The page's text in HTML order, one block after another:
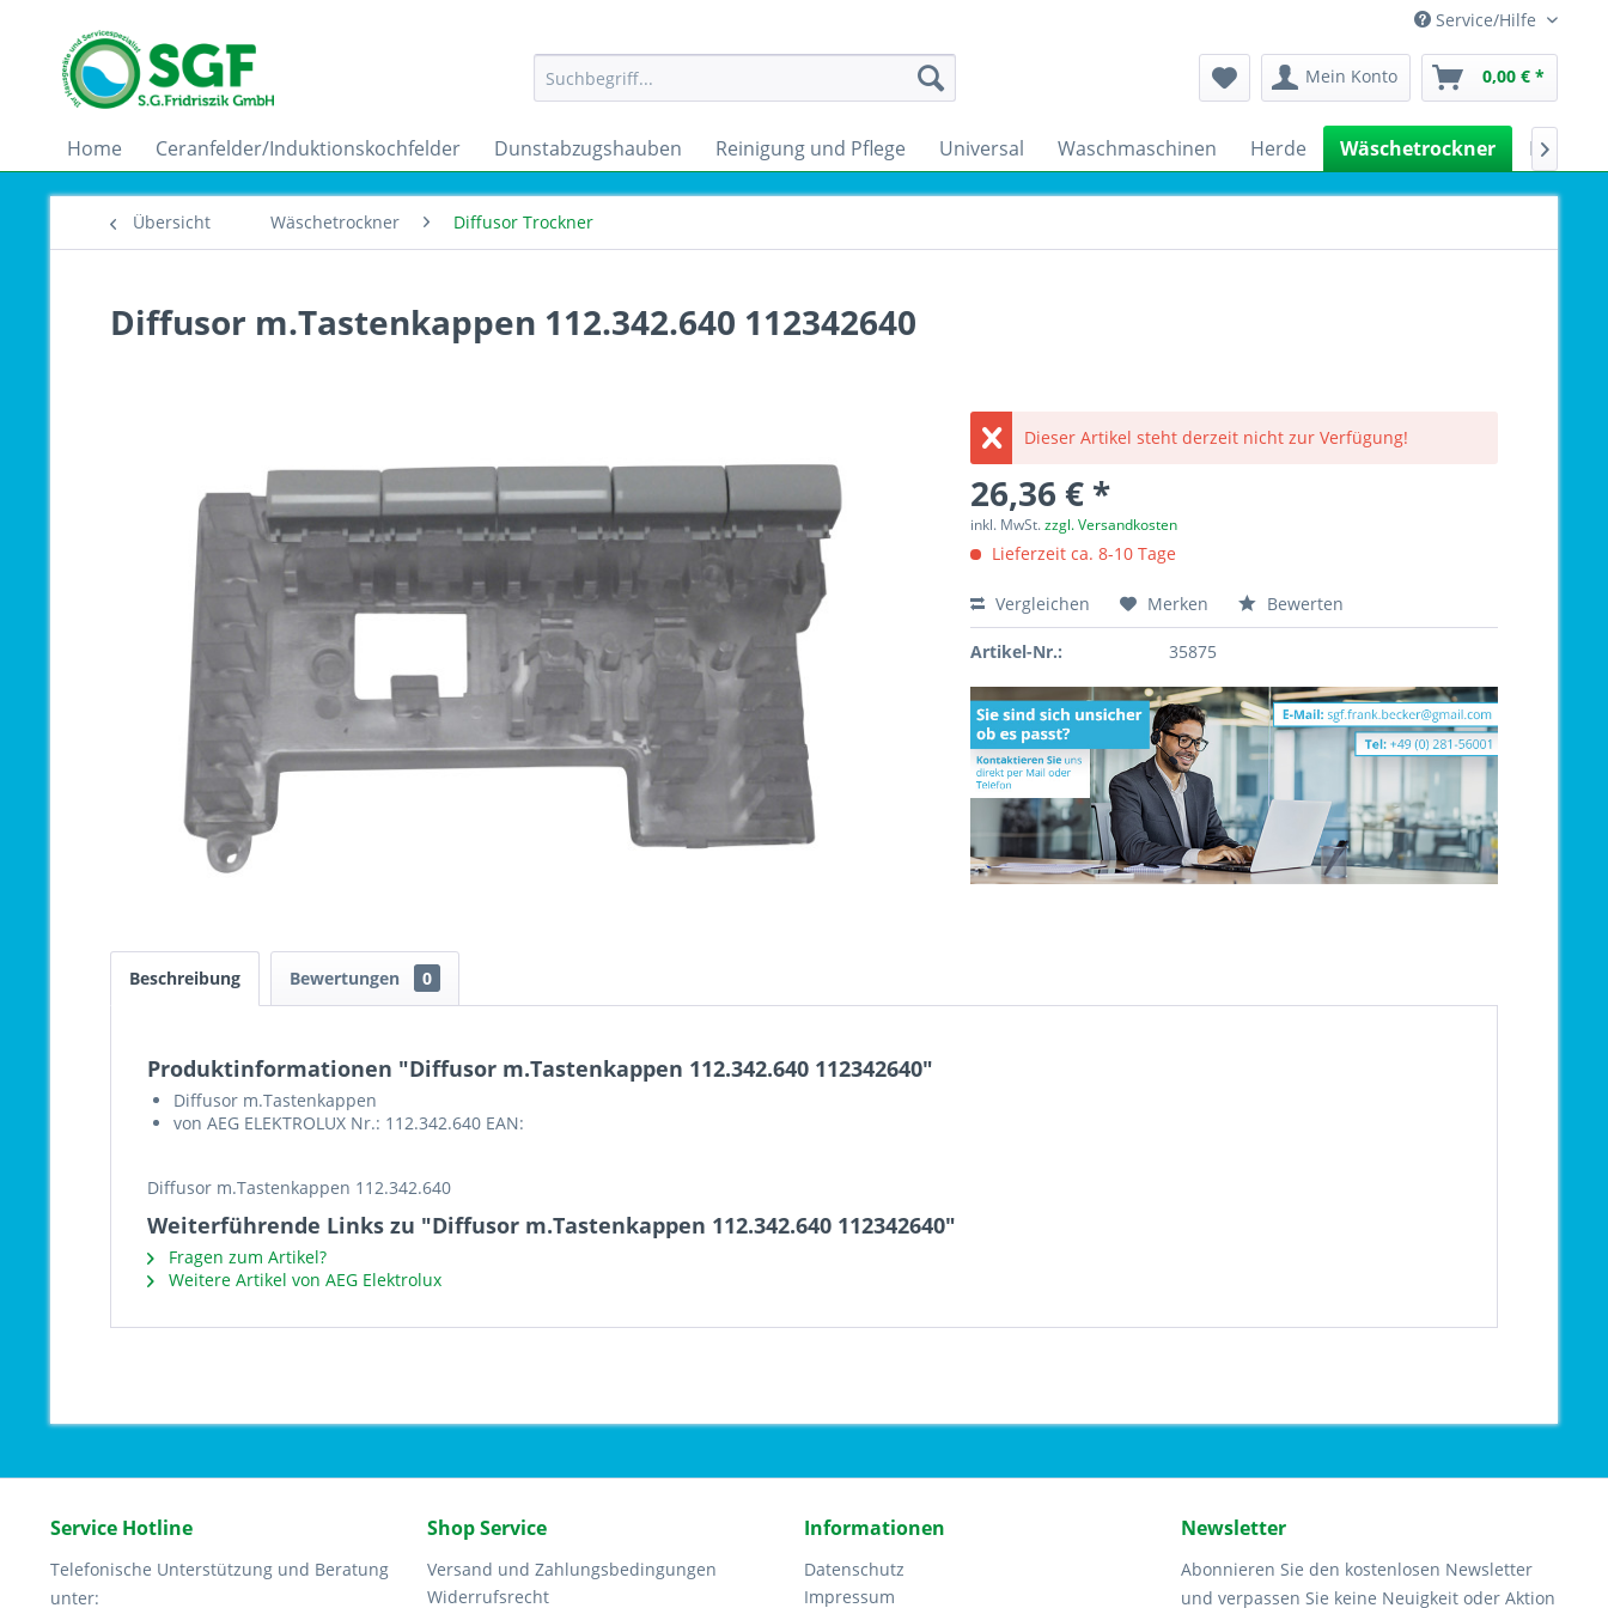
Service/Hilfe
Mein Konto 0,00 € *
Home Ceranfelder/Induktionskochfelder Dunstabzugshauben Reinigung und Pflege Universal Waschmaschinen Herde Wäschetrockner 
Übersicht Wäschetrockner Diffusor Trockner
Diffusor m.Tastenkappen 112.342.640 112342640
Dieser Artikel steht derzeit nicht zur Verfügung!
26,36 € *
inkl. MwSt.zzgl. Versandkosten
Lieferzeit ca. 8-10 Tage
Vergleichen Merken Bewerten
Artikel-Nr.: 35875
Beschreibung Bewertungen 0
Produktinformationen "Diffusor m.Tastenkappen 112.342.640 112342640"
Diffusor m.Tastenkappen
von AEG ELEKTROLUX Nr.: 112.342.640 EAN:
Diffusor m.Tastenkappen 112.342.640
Weiterführende Links zu "Diffusor m.Tastenkappen 112.342.640 112342640"
Fragen zum Artikel?
Weitere Artikel von AEG Elektrolux
Service Hotline
Telefonische Unterstützung und Beratung
unter:
Shop Service
Versand und Zahlungsbedingungen
Widerrufsrecht
Informationen
Datenschutz
Impressum
Newsletter
Abonnieren Sie den kostenlosen Newsletter
und verpassen Sie keine Neuigkeit oder Aktion